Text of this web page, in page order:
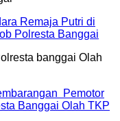
Remaja Putri di
Polresta Banggai
Pemotor
Banggai Olah TKP